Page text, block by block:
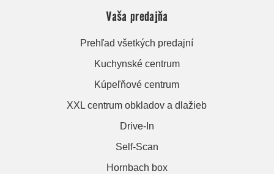
Vaša predajňa
Prehľad všetkých predajní
Kuchynské centrum
Kúpeľňové centrum
XXL centrum obkladov a dlažieb
Drive-In
Self-Scan
Hornbach box